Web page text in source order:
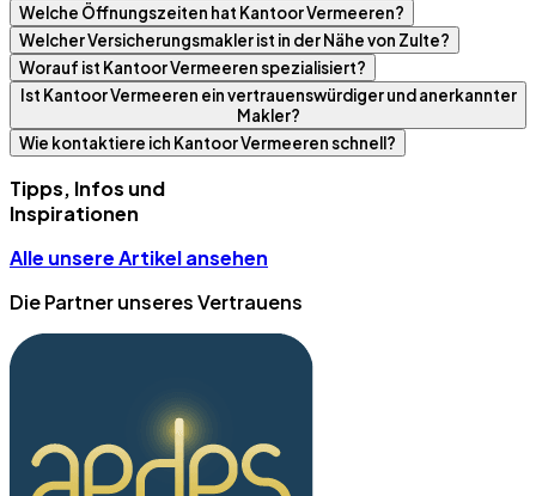
Welche Öffnungszeiten hat Kantoor Vermeeren?
Welcher Versicherungsmakler ist in der Nähe von Zulte?
Worauf ist Kantoor Vermeeren spezialisiert?
Ist Kantoor Vermeeren ein vertrauenswürdiger und anerkannter
Makler?
Wie kontaktiere ich Kantoor Vermeeren schnell?
Tipps, Infos und
Inspirationen
Alle unsere Artikel ansehen
Die Partner unseres Vertrauens